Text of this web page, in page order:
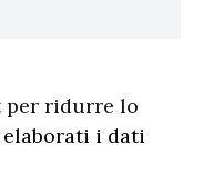
per ridurre lo
i dati